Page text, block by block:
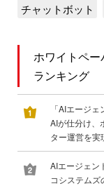
チャットボット
ホワイトペ
ランキング
「AIエージ
AIが仕分け、
ター運営を実
AIエージェン
コシステム